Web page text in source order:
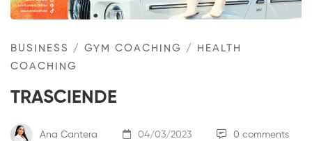
BUSINESS / GYM COACHING /
HEALTH
COACHING
TRASCIENDE
Ana Cantera 04/03/2023 0 comments